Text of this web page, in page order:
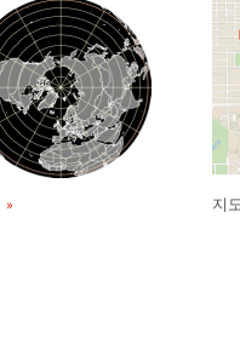
지